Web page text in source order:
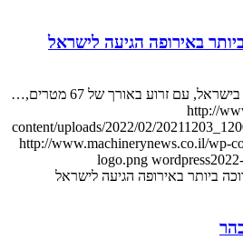
באירופה הגיעה לישראל
עם זרוע באורך של 67 מטרים,…
http://
content/uploads/2022/02/
http://www.machinerynews.co.il/wp-
logo.png wordpress
ביותר באירופה הגיעה לישראל